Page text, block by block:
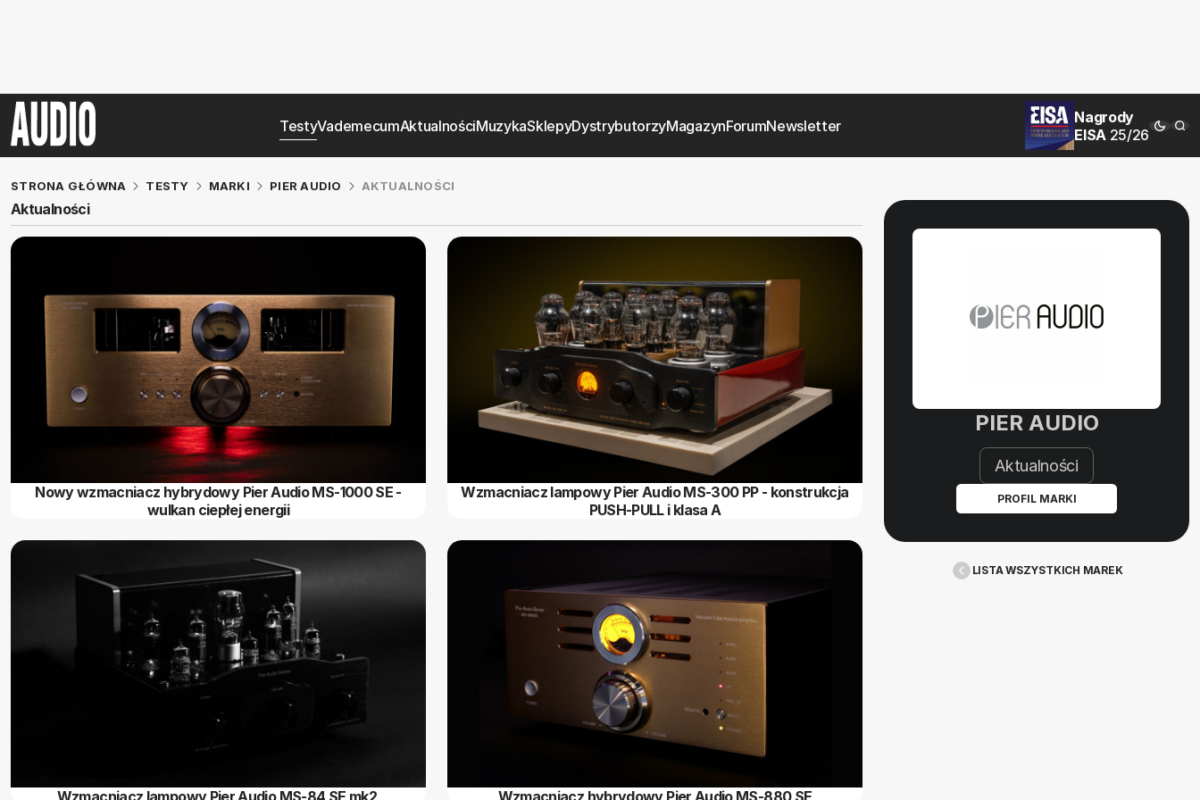
TestyVademecumAktualnościMuzykaSklepyDystrybutorzyMagazynForumNewsletter
Nagrody
EISA 25/26
STRONA GŁÓWNA TESTY MARKI PIER AUDIO AKTUALNOŚCI
PIER AUDIO
Aktualności
PROFIL MARKI
LISTA WSZYSTKICH MAREK
Aktualności
Nowy wzmacniacz hybrydowy Pier Audio MS-1000 SE -
wulkan ciepłej energii
Wzmacniacz lampowy Pier Audio MS-300 PP - konstrukcja
PUSH-PULL i klasa A
Wzmacniacz lampowy Pier Audio MS-84 SE mk2 Wzmacniacz hybrydowy Pier Audio MS-880 SE